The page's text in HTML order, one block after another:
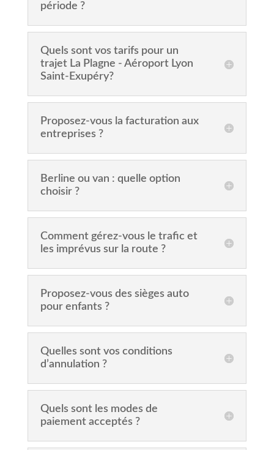
période ?
Quels sont vos tarifs pour un
trajet La Plagne - Aéroport Lyon
Saint-Exupéry?
Proposez-vous la facturation aux
entreprises ?
Berline ou van : quelle option
choisir ?
Comment gérez-vous le trafic et
les imprévus sur la route ?
Proposez-vous des sièges auto
pour enfants ?
Quelles sont vos conditions
d’annulation ?
Quels sont les modes de
paiement acceptés ?